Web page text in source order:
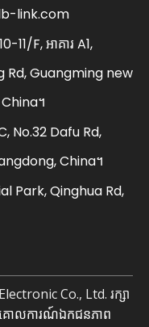
link.com
11/F, អាគារ A1,
Rd, Guangming new
។
No.32 Dafu Rd,
China។
Park, Qinghua Rd,
Co., Ltd. រក្សា
ោលការណ៍ឯកជនភាព